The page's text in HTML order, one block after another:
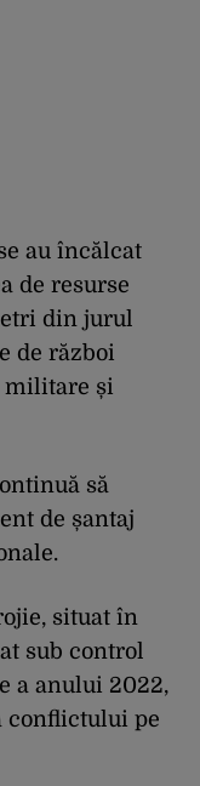
au încălcat
de resurse
din jurul
de război
militare și
să
de șantaj
situat în
sub control
a anului 2022,
conflictului pe